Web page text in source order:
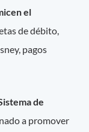
el
de débito,
pagos
de
a promover